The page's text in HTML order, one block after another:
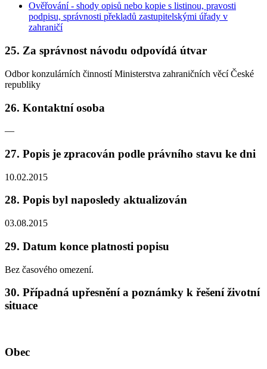
Ověřování - shody opisů nebo kopie s listinou, pravosti
podpisu, správnosti překladů zastupitelskými úřady v
zahraničí
25. Za správnost návodu odpovídá útvar
Odbor konzulárních činností Ministerstva zahraničních věcí České
republiky
26. Kontaktní osoba
—
27. Popis je zpracován podle právního stavu ke dni
10.02.2015
28. Popis byl naposledy aktualizován
03.08.2015
29. Datum konce platnosti popisu
Bez časového omezení.
30. Případná upřesnění a poznámky k řešení životní
situace
Obec